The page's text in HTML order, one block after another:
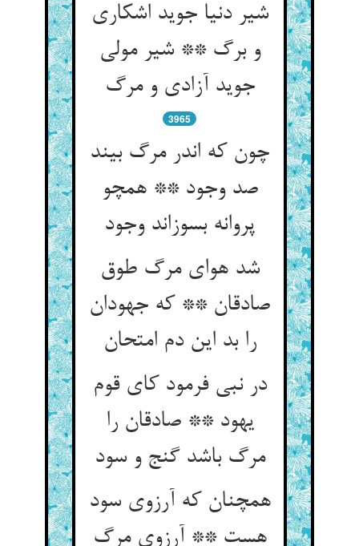
شیر دنیا جوید اشکاری
و برگ ** شیر مولی
جوید آزادی و مرگ‌‌
3965
چون که اندر مرگ بیند
صد وجود ** همچو
پروانه بسوزاند وجود
شد هوای مرگ طوق
صادقان ** که جهودان
را بد این دم امتحان‌‌
در نبی فرمود کای قوم
یهود ** صادقان را
مرگ باشد گنج و سود
همچنان که آرزوی سود
هست ** آرزوی مرگ